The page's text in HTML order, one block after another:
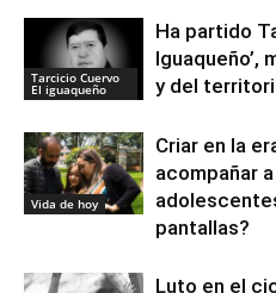
Tarcicio Cuervo
El iguaqueño
Ha partido
Iguaqueño’,
y del
Vida de hoy
Criar en la
acompañar
pantallas?
Luto en el